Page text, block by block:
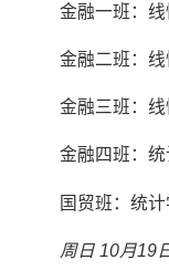
金融一班：线
金融二班：线
金融三班：
金融四班：
国贸班：统
周日 10月19